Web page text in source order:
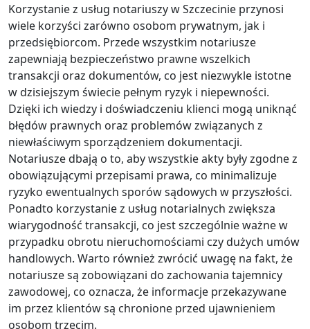
Korzystanie z usług notariuszy w Szczecinie przynosi
wiele korzyści zarówno osobom prywatnym, jak i
przedsiębiorcom. Przede wszystkim notariusze
zapewniają bezpieczeństwo prawne wszelkich
transakcji oraz dokumentów, co jest niezwykle istotne
w dzisiejszym świecie pełnym ryzyk i niepewności.
Dzięki ich wiedzy i doświadczeniu klienci mogą uniknąć
błędów prawnych oraz problemów związanych z
niewłaściwym sporządzeniem dokumentacji.
Notariusze dbają o to, aby wszystkie akty były zgodne z
obowiązującymi przepisami prawa, co minimalizuje
ryzyko ewentualnych sporów sądowych w przyszłości.
Ponadto korzystanie z usług notarialnych zwiększa
wiarygodność transakcji, co jest szczególnie ważne w
przypadku obrotu nieruchomościami czy dużych umów
handlowych. Warto również zwrócić uwagę na fakt, że
notariusze są zobowiązani do zachowania tajemnicy
zawodowej, co oznacza, że informacje przekazywane
im przez klientów są chronione przed ujawnieniem
osobom trzecim.